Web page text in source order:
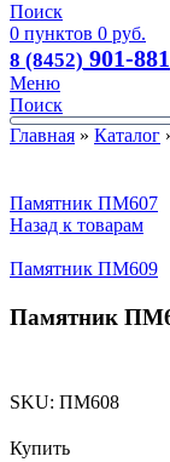
Поиск
0 пунктов 0 руб.
8 (8452) 901-881
Меню
Поиск
Главная » Каталог
Памятник ПМ607
Назад к товарам
Памятник ПМ609
Памятник
SKU: ПМ608
Купить